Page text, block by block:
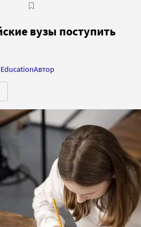
вузы поступить
Автор